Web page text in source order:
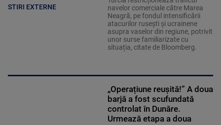
STIRI EXTERNE
navelor comerciale către Marea
Neagră, pe fondul intensificării
atacurilor rusești și ucrainene
asupra vaselor din regiune, potrivit
unor surse familiarizate cu
situația, citate de Bloomberg.
„Operațiune reușită!” A doua
barjă a fost scufundată
controlat în Dunăre.
Urmează etapa a doua